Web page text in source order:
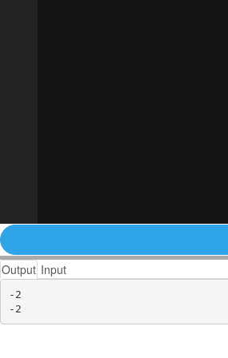
Output Input
-2